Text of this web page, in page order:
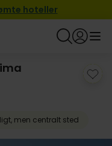
hoteller
men centralt sted